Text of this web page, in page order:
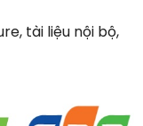
tài liệu nội bộ,